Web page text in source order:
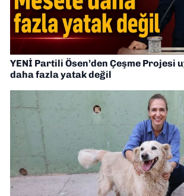
YENİ Partili Ösen’den Çeşme Projesi
daha fazla yatak değil